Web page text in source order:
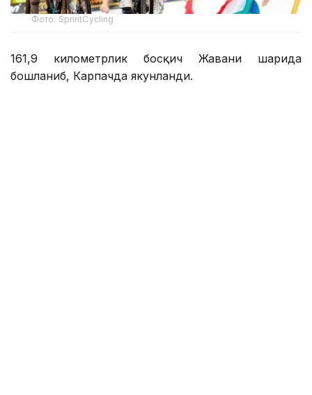
Фото: SprintCycling
161,9 километрлик босқич Жавани шаҳрида
бошланиб, Карпачда якунланди.